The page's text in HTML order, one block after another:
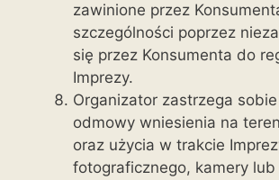
zawinione przez
szczególności poprzez
się przez Konsumenta do
Imprezy.
Organizator zastrzega
odmowy wniesienia na
oraz użycia w trakcie
fotograficznego, kamery lub